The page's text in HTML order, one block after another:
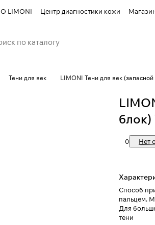
О LIMONI Центр диагностики кожи
Тени для век LIMONI Тени для век
блок)
0 Нет
Способ
пальцем.
Для
тени